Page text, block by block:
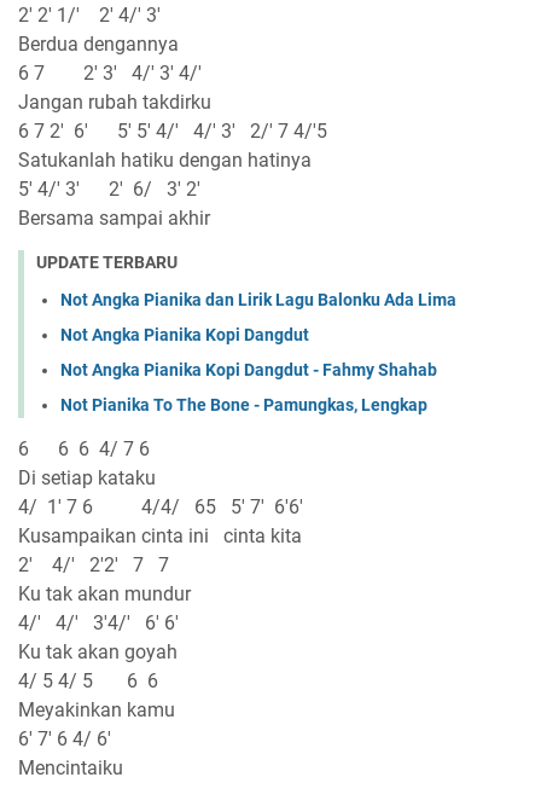
2' 2' 1/' 2' 4/' 3'
Berdua dengannya
6 7 2' 3' 4/' 3' 4/'
Jangan rubah takdirku
6 7 2' 6' 5' 5' 4/' 4/' 3' 2/' 7 4/'5
Satukanlah hatiku dengan hatinya
5' 4/' 3' 2' 6/ 3' 2'
Bersama sampai akhir
UPDATE TERBARU
Not Angka Pianika dan Lirik Lagu Balonku Ada Lima
Not Angka Pianika Kopi Dangdut
Not Angka Pianika Kopi Dangdut - Fahmy Shahab
Not Pianika To The Bone - Pamungkas, Lengkap
6 6 6 4/ 7 6
Di setiap kataku
4/ 1' 7 6 4/4/ 65 5' 7' 6'6'
Kusampaikan cinta ini cinta kita
2' 4/' 2'2' 7 7
Ku tak akan mundur
4/' 4/' 3'4/' 6' 6'
Ku tak akan goyah
4/ 5 4/ 5 6 6
Meyakinkan kamu
6' 7' 6 4/ 6'
Mencintaiku